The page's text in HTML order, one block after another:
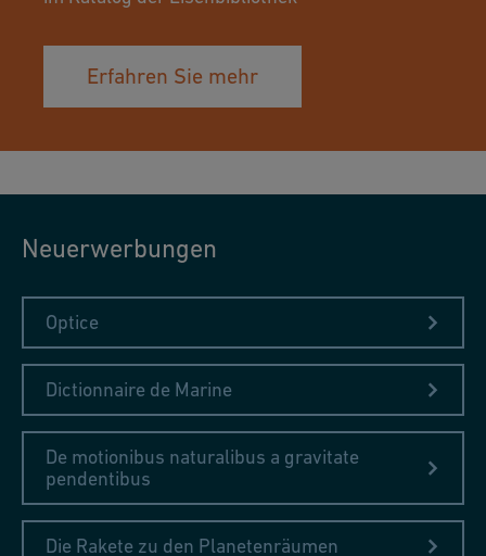
Erfahren Sie mehr
Neuerwerbungen
Optice
Dictionnaire de Marine
De motionibus naturalibus a gravitate
pendentibus
Die Rakete zu den Planetenräumen